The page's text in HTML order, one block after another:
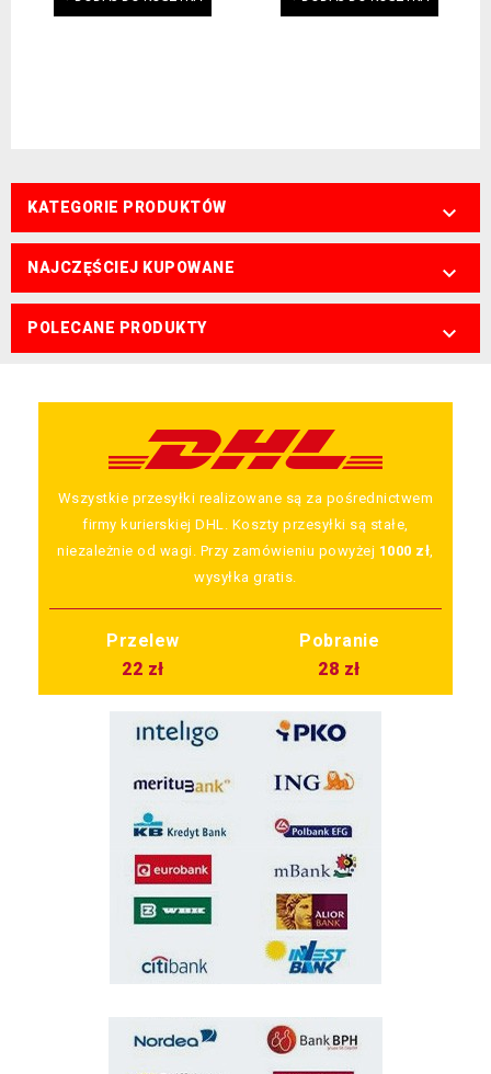
KATEGORIE PRODUKTÓW 
NAJCZĘŚCIEJ KUPOWANE 
POLECANE PRODUKTY 
Wszystkie przesyłki realizowane są za pośrednictwem
firmy kurierskiej DHL. Koszty przesyłki są stałe,
niezależnie od wagi. Przy zamówieniu powyżej 1000 zł
wysyłka gratis.
Przelew
Pobranie
22 zł
28 zł